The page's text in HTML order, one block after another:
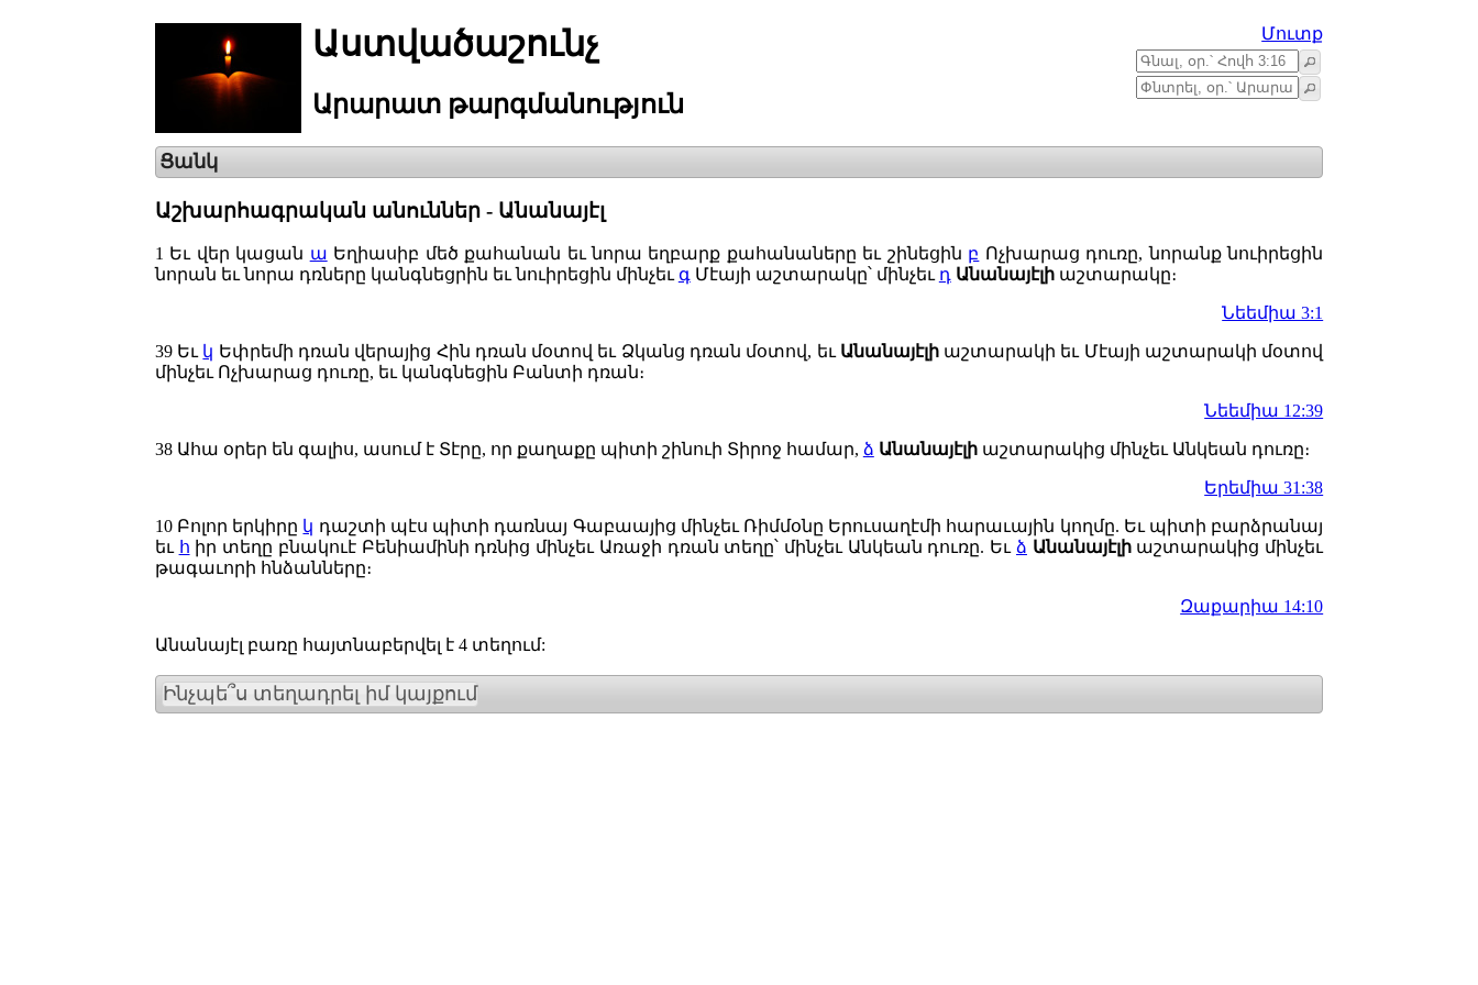
Աստվածաշունչ
Արարատթարգմանություն
Մուտք
Ցանկ
Աշխարհագրական անուններ - Անանայէլ
1 Եւ վեր կացան ա Եղիասիբ մեծ քահանան եւ նորա եղբարք քահանաները եւ շինեցին բ Ոչխարաց դուռը, նորանք նուիրեցին
նորան եւ նորա դռները կանգնեցրին եւ նուիրեցին մինչեւ գ Մէայի աշտարակը՝ մինչեւ դ Անանայէլիաշտարակը։
Նեեմիա 3:1
39 Եւ կ Եփրեմի դռան վերայից Հին դռան մօտով եւ Ձկանց դռան մօտով, եւ Անանայէլիաշտարակի եւ Մէայի աշտարակի մօտով
մինչեւ Ոչխարաց դուռը, եւ կանգնեցին Բանտի դռան։
Նեեմիա 12:39
38 Ահա օրեր են գալիս, ասում է Տէրը, որ քաղաքը պիտի շինուի Տիրոջ համար, ձ Անանայէլիաշտարակից մինչեւ Անկեան դուռը։
Երեմիա 31:38
10 Բոլոր երկիրը կ դաշտի պէս պիտի դառնայ Գաբաայից մինչեւ Ռիմմօնը Երուսաղէմի հարաւային կողմը. Եւ պիտի բարձրանայ
եւ հ իր տեղը բնակուէ Բենիամինի դռնից մինչեւ Առաջի դռան տեղը՝ մինչեւ Անկեան դուռը. Եւ ձ Անանայէլիաշտարակից մինչեւ
թագաւորի հնձանները։
Զաքարիա 14:10
Անանայէլ բառը հայտնաբերվել է 4 տեղում:
Ինչպե՞ս տեղադրել իմ կայքում